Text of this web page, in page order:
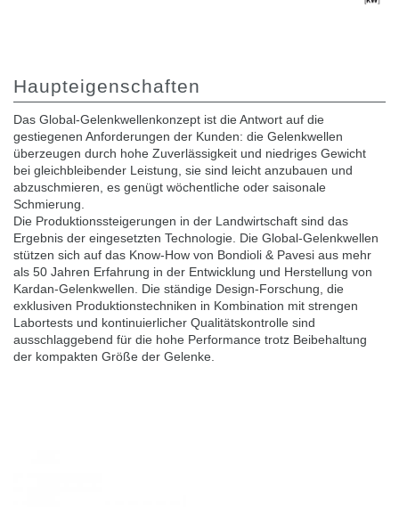
Haupteigenschaften
Das Global-Gelenkwellenkonzept ist die Antwort auf die
gestiegenen Anforderungen der Kunden: die Gelenkwellen
überzeugen durch hohe Zuverlässigkeit und niedriges Gewicht
bei gleichbleibender Leistung, sie sind leicht anzubauen und
abzuschmieren, es genügt wöchentliche oder saisonale
Schmierung.
Die Produktionssteigerungen in der Landwirtschaft sind das
Ergebnis der eingesetzten Technologie. Die Global-Gelenkwellen
stützen sich auf das Know-How von Bondioli & Pavesi aus mehr
als 50 Jahren Erfahrung in der Entwicklung und Herstellung von
Kardan-Gelenkwellen. Die ständige Design-Forschung, die
exklusiven Produktionstechniken in Kombination mit strengen
Labortests und kontinuierlicher Qualitätskontrolle sind
ausschlaggebend für die hohe Performance trotz Beibehaltung
der kompakten Größe der Gelenke.